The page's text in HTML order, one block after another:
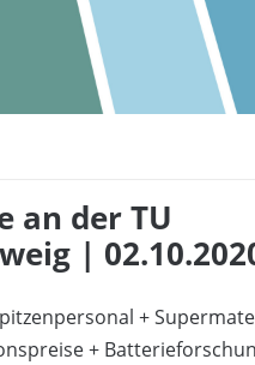
an der TU
|
+
+